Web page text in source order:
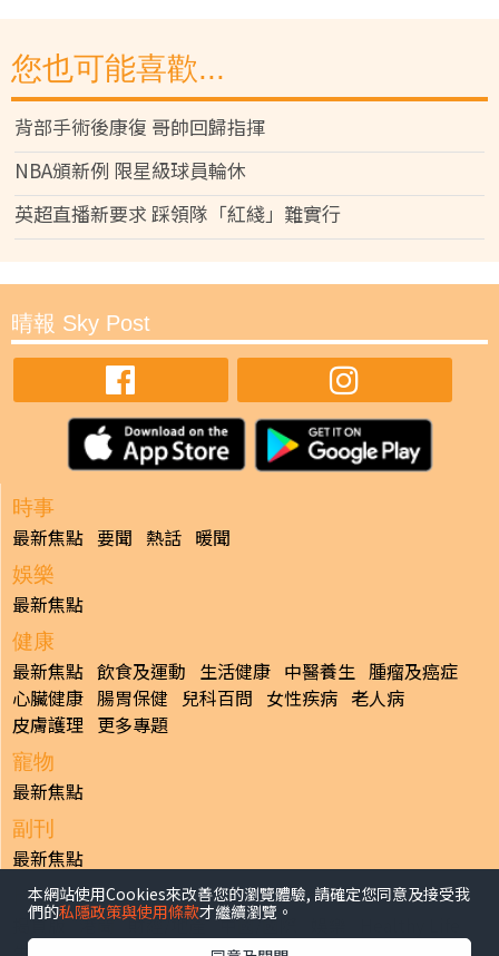
您也可能喜歡...
背部手術後康復 哥帥回歸指揮
NBA頒新例 限星級球員輪休
英超直播新要求 踩領隊「紅綫」難實行
晴報 Sky Post
時事
最新焦點 要聞 熱話 暖聞
娛樂
最新焦點
健康
最新焦點 飲食及運動 生活健康 中醫養生 腫瘤及癌症
心臟健康 腸胃保健 兒科百問 女性疾病 老人病
皮膚護理 更多專題
寵物
最新焦點
副刊
最新焦點
日報
揭頁版 港聞 財經/地產 中國/國際
本網站使用Cookies來改善您的瀏覽體驗, 請確定您同意及接受我
們的私隱政策與使用條款才繼續瀏覽。